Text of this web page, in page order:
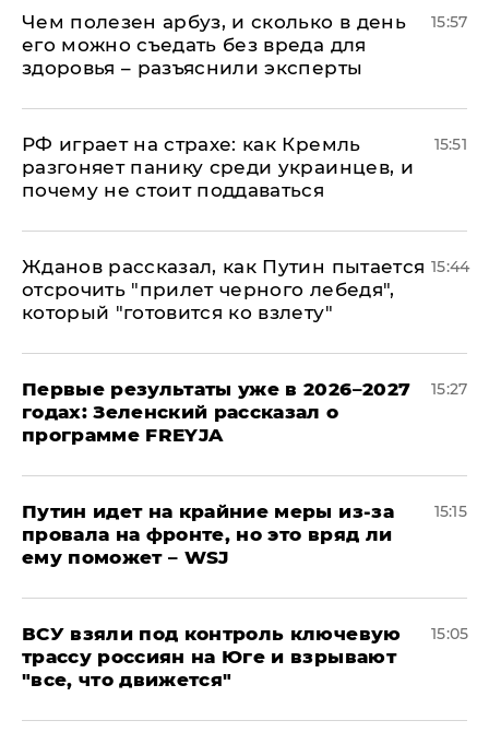
Чем полезен арбуз, и сколько в день
его можно съедать без вреда для
здоровья – разъяснили эксперты
15:57
РФ играет на страхе: как Кремль
разгоняет панику среди украинцев, и
почему не стоит поддаваться
15:51
Жданов рассказал, как Путин пытается
отсрочить "прилет черного лебедя",
который "готовится ко взлету"
15:44
Первые результаты уже в 2026–2027
годах: Зеленский рассказал о
программе FREYJA
15:27
Путин идет на крайние меры из-за
провала на фронте, но это вряд ли
ему поможет – WSJ
15:15
ВСУ взяли под контроль ключевую
трассу россиян на Юге и взрывают
"все, что движется"
15:05